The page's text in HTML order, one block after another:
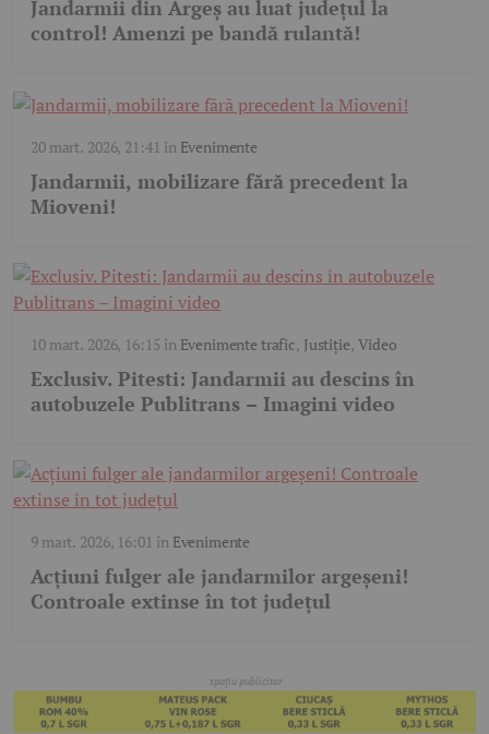
Jandarmii din Argeș au luat județul la
control! Amenzi pe bandă rulantă!
20 mart. 2026, 21:41 în Evenimente
Jandarmii, mobilizare fără precedent la
Mioveni!
10 mart. 2026, 16:15 în Evenimente trafic, Justiție, Video
Exclusiv. Pitesti: Jandarmii au descins în
autobuzele Publitrans – Imagini video
9 mart. 2026, 16:01 în Evenimente
Acțiuni fulger ale jandarmilor argeșeni!
Controale extinse în tot județul